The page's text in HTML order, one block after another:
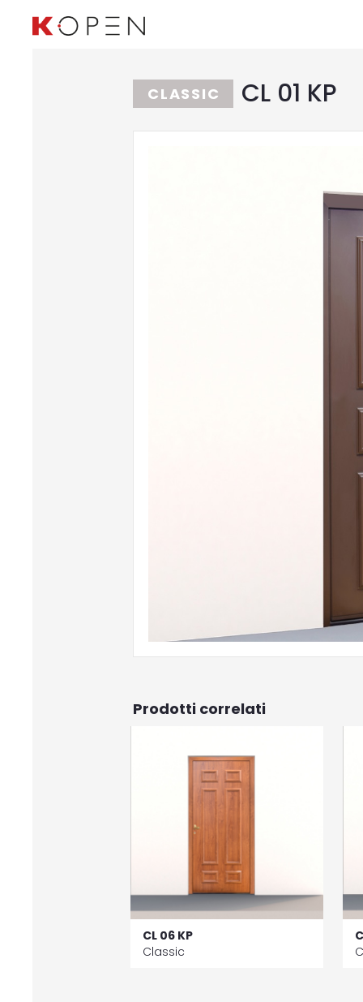
CLASSIC CL 01 KP
Prodotti correlati
CL 06 KP
Classic